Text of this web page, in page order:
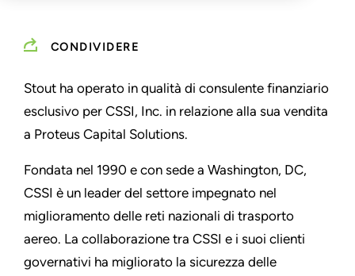
CONDIVIDERE
Stout ha operato in qualità di consulente finanziario
esclusivo per CSSI, Inc. in relazione alla sua vendita
a Proteus Capital Solutions.
Fondata nel 1990 e con sede a Washington, DC,
CSSI è un leader del settore impegnato nel
miglioramento delle reti nazionali di trasporto
aereo. La collaborazione tra CSSI e i suoi clienti
governativi ha migliorato la sicurezza delle